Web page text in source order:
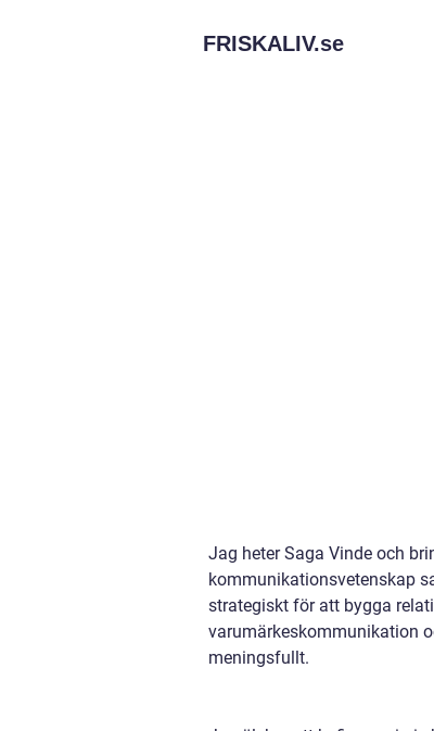
FRISKALIV.se
Jag heter Saga Vinde och
kommunikationsvetenskap
strategiskt för att bygga
varumärkeskommunikation
meningsfullt.